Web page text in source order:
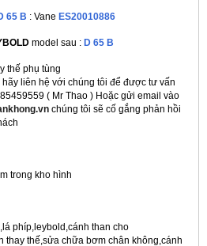
65 B : Vane ES20010886
model sau : D 65 B
thế phụ tùng
hãy liên hệ với chúng tôi để được tư vấn
( Mr Thao ) Hoặc gửi email vào
chúng tôi sẽ cố gắng phản hồi
trong kho hình
phíp,leybold,cánh than cho
thay thế,sửa chữa bơm chân không,cánh